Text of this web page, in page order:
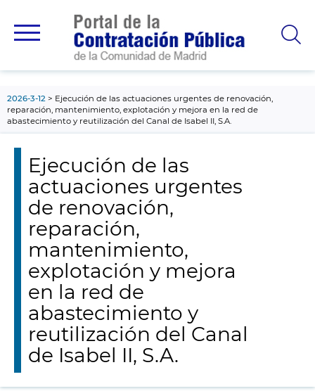
principal
2026-3-12
Ejecución de las actuaciones urgentes de renovación,
reparación, mantenimiento, explotación y mejora en la red de
abastecimiento y reutilización del Canal de Isabel II, S.A.
Ejecución de las
actuaciones urgentes
de renovación,
reparación,
mantenimiento,
explotación y mejora
en la red de
abastecimiento y
reutilización del Canal
de Isabel II, S.A.